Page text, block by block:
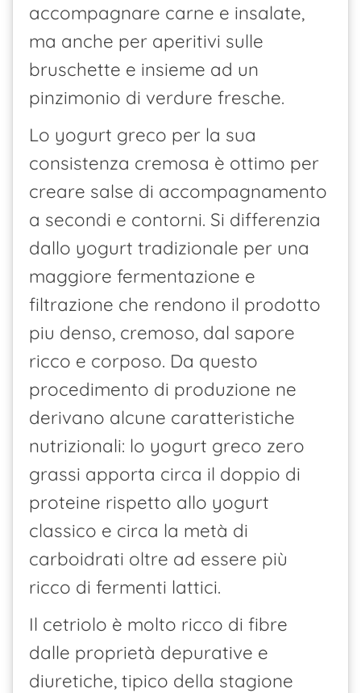
accompagnare carne e insalate,
ma anche per aperitivi sulle
bruschette e insieme ad un
pinzimonio di verdure fresche.
Lo yogurt greco per la sua
consistenza cremosa è ottimo per
creare salse di accompagnamento
a secondi e contorni. Si differenzia
dallo yogurt tradizionale per una
maggiore fermentazione e
filtrazione che rendono il prodotto
piu denso, cremoso, dal sapore
ricco e corposo. Da questo
procedimento di produzione ne
derivano alcune caratteristiche
nutrizionali: lo yogurt greco zero
grassi apporta circa il doppio di
proteine rispetto allo yogurt
classico e circa la metà di
carboidrati oltre ad essere più
ricco di fermenti lattici.
Il cetriolo è molto ricco di fibre
dalle proprietà depurative e
diuretiche, tipico della stagione